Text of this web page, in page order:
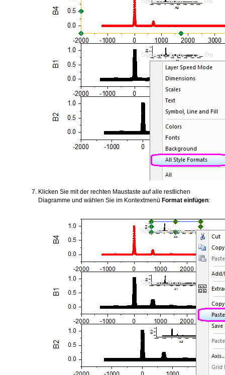
Klicken Sie mit der rechten Maustaste auf alle restlichen
Diagramme und wählen Sie im Kontextmenü Format einfügen: